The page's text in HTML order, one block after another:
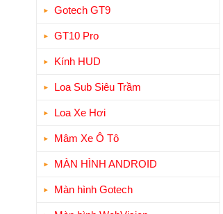
Gotech GT9
GT10 Pro
Kính HUD
Loa Sub Siêu Trầm
Loa Xe Hơi
Mâm Xe Ô Tô
MÀN HÌNH ANDROID
Màn hình Gotech